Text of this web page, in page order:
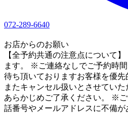
072-289-6640
お店からのお願い
【全予約共通の注意点について
ます。 ※ご連絡なしでご予約時
待ち頂いておりますお客様を優先
またキャンセル扱いとさせてい
あらかじめご了承ください。 ※
話番号やメールアドレスに不備